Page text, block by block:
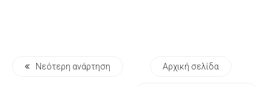
Νεότερη ανάρτηση Αρχική σελίδα